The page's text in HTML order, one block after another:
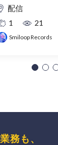
配信
1
21
Smiloop Records
務も、